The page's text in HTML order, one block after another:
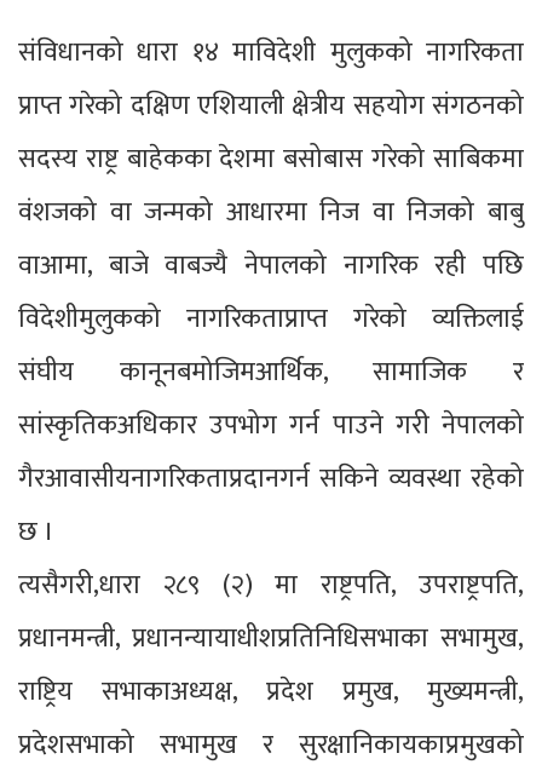
संविधानको धारा १४ माविदेशी मुलुकको नागरिकता
प्राप्त गरेको दक्षिण एशियाली क्षेत्रीय सहयोग संगठनको
सदस्य राष्ट्र बाहेकका देशमा बसोबास गरेको साबिकमा
वंशजको वा जन्मको आधारमा निज वा निजको बाबु
वाआमा, बाजे वाबज्यै नेपालको नागरिक रही पछि
विदेशीमुलुकको नागरिकताप्राप्त गरेको व्यक्तिलाई
संघीय कानूनबमोजिमआर्थिक, सामाजिक र
सांस्कृतिकअधिकार उपभोग गर्न पाउने गरी नेपालको
गैरआवासीयनागरिकताप्रदानगर्न सकिने व्यवस्था रहेको
छ ।
त्यसैगरी,धारा २८९ (२) मा राष्ट्रपति, उपराष्ट्रपति,
प्रधानमन्त्री, प्रधानन्यायाधीशप्रतिनिधिसभाका सभामुख,
राष्ट्रिय सभाकाअध्यक्ष, प्रदेश प्रमुख, मुख्यमन्त्री,
प्रदेशसभाको सभामुख र सुरक्षानिकायकाप्रमुखको